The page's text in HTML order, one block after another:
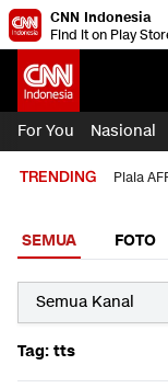
CNN Indonesia
Find it on Play
For You Nasional
TRENDING Piala
SEMUA FOTO
Tag: tts